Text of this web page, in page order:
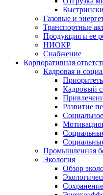
Газовые и
Транспортные
Продукция и ее
НИОКР
Снабжение
Корпоративная
Кадровая и
Кадровый
Развитие
Промышленная
Экология
Обзор